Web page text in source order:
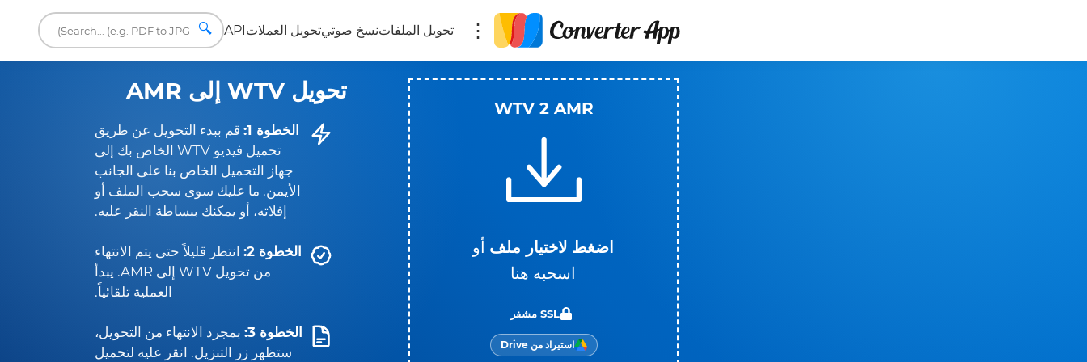
تحويل الملفاتنسخ صوتيتحويل العملاتAPI
🔍
تحويل WTV إلى AMR
الخطوة 1:
قم ببدء التحويل عن طريق
تحميل فيديو WTV الخاص بك إلى
جهاز التحميل الخاص بنا على الجانب
الأيمن. ما عليك سوى سحب الملف أو
إفلاته، أو يمكنك ببساطة النقر عليه.
الخطوة 2:
انتظر قليلاً حتى يتم الانتهاء
من تحويل WTV إلى AMR. يبدأ
العملية تلقائياً.
الخطوة 3:
بمجرد الانتهاء من التحويل،
ستظهر زر التنزيل. انقر عليه لتحميل
WTV 2 AMR
اضغط لاختيار ملف أو
اسحبه هنا
SSL مشفر
استيراد من Drive